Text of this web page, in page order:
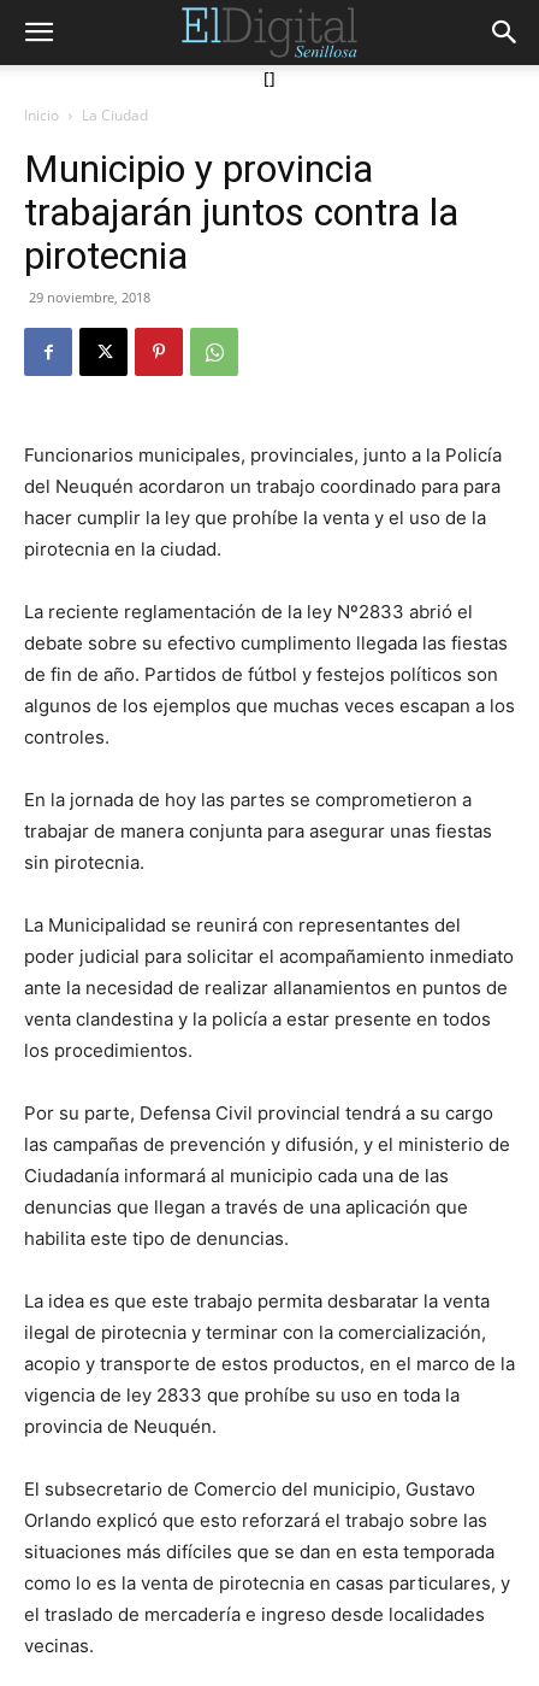
[]
Inicio La Ciudad
Municipio y provincia
trabajarán juntos contra la
pirotecnia
29 noviembre, 2018
Funcionarios municipales, provinciales, junto a la Policía
del Neuquén acordaron un trabajo coordinado para para
hacer cumplir la ley que prohíbe la venta y el uso de la
pirotecnia en la ciudad.
La reciente reglamentación de la ley Nº2833 abrió el
debate sobre su efectivo cumplimento llegada las fiestas
de fin de año. Partidos de fútbol y festejos políticos son
algunos de los ejemplos que muchas veces escapan a los
controles.
En la jornada de hoy las partes se comprometieron a
trabajar de manera conjunta para asegurar unas fiestas
sin pirotecnia.
La Municipalidad se reunirá con representantes del
poder judicial para solicitar el acompañamiento inmediato
ante la necesidad de realizar allanamientos en puntos de
venta clandestina y la policía a estar presente en todos
los procedimientos.
Por su parte, Defensa Civil provincial tendrá a su cargo
las campañas de prevención y difusión, y el ministerio de
Ciudadanía informará al municipio cada una de las
denuncias que llegan a través de una aplicación que
habilita este tipo de denuncias.
La idea es que este trabajo permita desbaratar la venta
ilegal de pirotecnia y terminar con la comercialización,
acopio y transporte de estos productos, en el marco de la
vigencia de ley 2833 que prohíbe su uso en toda la
provincia de Neuquén.
El subsecretario de Comercio del municipio, Gustavo
Orlando explicó que esto reforzará el trabajo sobre las
situaciones más difíciles que se dan en esta temporada
como lo es la venta de pirotecnia en casas particulares, y
el traslado de mercadería e ingreso desde localidades
vecinas.